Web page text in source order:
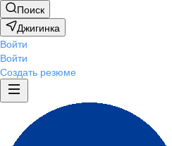
Поиск
Джигинка
Войти
Войти
Создать резюме